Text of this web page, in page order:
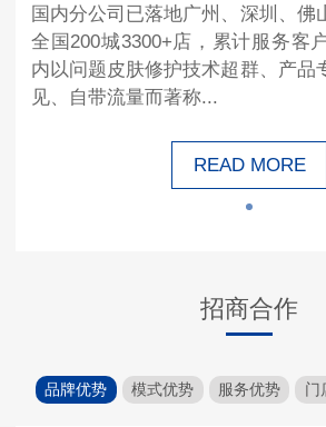
国内分公司已落地广州、深圳、佛
全国200城3300+店，累计服务客
内以问题皮肤修护技术超群、产品
见、自带流量而著称...
READ MORE
招商合作
品牌优势 模式优势 服务优势 门